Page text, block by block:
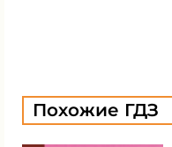
Похожие ГДЗ